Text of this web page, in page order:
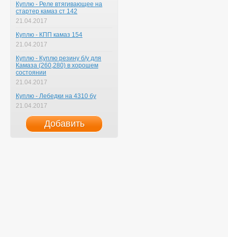
Куплю - Реле втягивающее на
стартер камаз ст 142
21.04.2017
Куплю - КПП камаз 154
21.04.2017
Куплю - Куплю резину б/у для
Камаза (260,280) в хорошем
состоянии
21.04.2017
Куплю - Лебедки на 4310 бу
21.04.2017
Добавить